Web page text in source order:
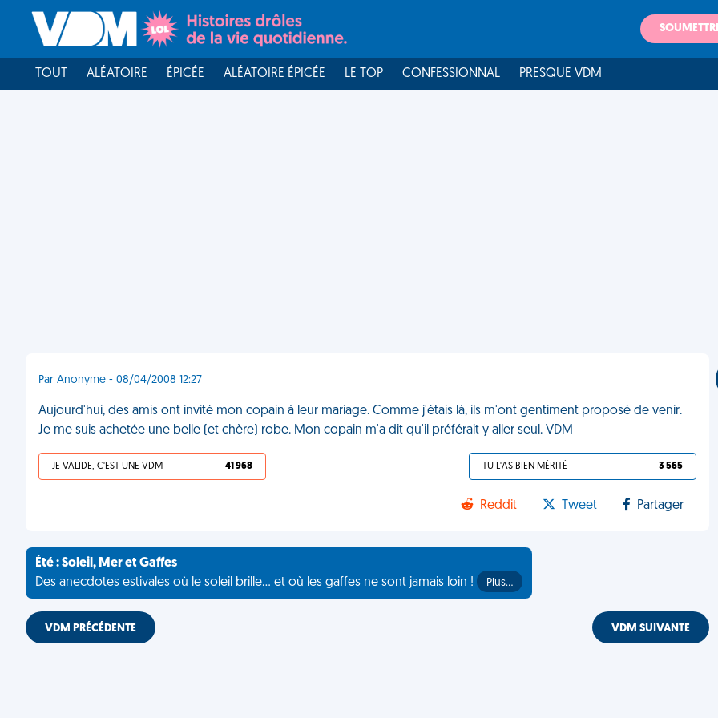
TOUT ALÉATOIRE ÉPICÉE ALÉATOIRE ÉPICÉE LE TOP CONFESSIONNAL PRESQUE VDM
Par Anonyme - 08/04/2008 12:27
Aujourd'hui, des amis ont invité mon copain à leur mariage. Comme j'étais là, ils m'ont gentiment proposé de venir.
Je me suis achetée une belle (et chère) robe. Mon copain m'a dit qu'il préférait y aller seul. VDM
JE VALIDE, C'EST UNE VDM 41 968 TU L'AS BIEN MÉRITÉ 3 565
Reddit Tweet Partager
Été : Soleil, Mer et Gaffes
Des anecdotes estivales où le soleil brille... et où les gaffes ne sont jamais loin !
Plus…
VDM PRÉCÉDENTE VDM SUIVANTE